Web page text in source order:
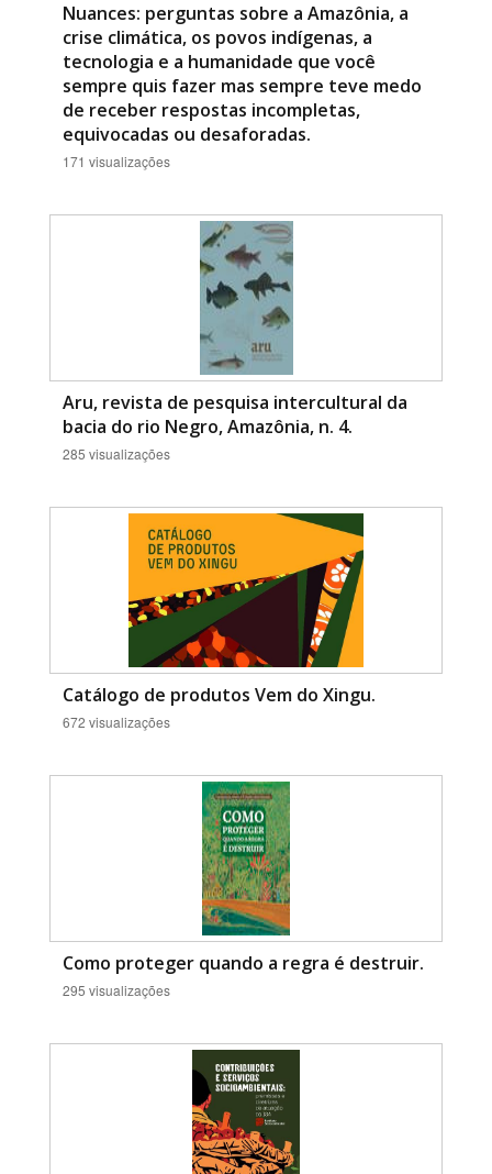
Nuances: perguntas sobre a Amazônia, a
crise climática, os povos indígenas, a
tecnologia e a humanidade que você
sempre quis fazer mas sempre teve medo
de receber respostas incompletas,
equivocadas ou desaforadas.
171 visualizações
Aru, revista de pesquisa intercultural da
bacia do rio Negro, Amazônia, n. 4.
285 visualizações
Catálogo de produtos Vem do Xingu.
672 visualizações
Como proteger quando a regra é destruir.
295 visualizações